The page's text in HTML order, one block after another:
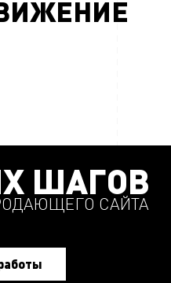
ШАГОВ
САЙТА